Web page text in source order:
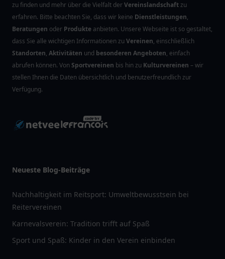
zu finden und mehr über die Vielfalt derVereinslandschaftzu
erfahren. Bitte beachten Sie, dass wir keine Dienstleistungen,
Beratungen oder Produkte anbieten. Unsere Webseite ist so gestaltet,
dass Sie alle wichtigen Informationen zu Vereinen, einschließlich
Standorten, Aktivitäten und besonderen Angeboten, einfach
abrufen können. VonSportvereinen bis hin zu Kulturvereinen – wir
stellen Ihnen die Daten übersichtlich und benutzerfreundlich zur
Verfügung.
Neueste Blog-Beiträge
Nachhaltigkeit im Reitsport: Umweltbewusstsein bei
Reitervereinen
Karnevalsverein: Tradition trifft auf Spaß
Sport und Spaß: Kinder in den Verein einbinden